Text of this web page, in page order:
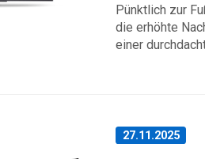
Pünktlich zur
die erhöhte
einer
27.11.2025